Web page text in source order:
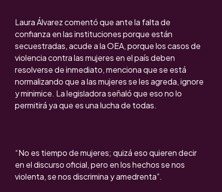
Laura Álvarez comentó que ante la falta de
confianza en las instituciones porque están
secuestradas, acude a la OEA, porque los casos de
violencia contra las mujeres en el país deben
resolverse de inmediato, menciona que se está
normalizando que a las mujeres se les agreda, ignore
y minimice. La legisladora señaló que eso no lo
permitirá ya que es una lucha de todas.
“No es tiempo de mujeres; quizá eso quieren decir
en el discurso oficial, pero en los hechos se nos
violenta, se nos discrimina y amedrenta”.